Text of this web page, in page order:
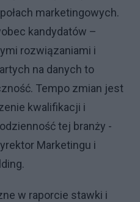
marketingowych.
kandydatów –
rozwiązaniami i
na danych to
Tempo zmian jest
kwalifikacji i
tej branży -
Marketingu i
w raporcie stawki i